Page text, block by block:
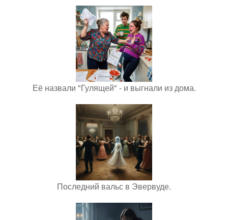
Её назвали "Гулящей" - и выгнали из дома.
Последний вальс в Эвервуде.